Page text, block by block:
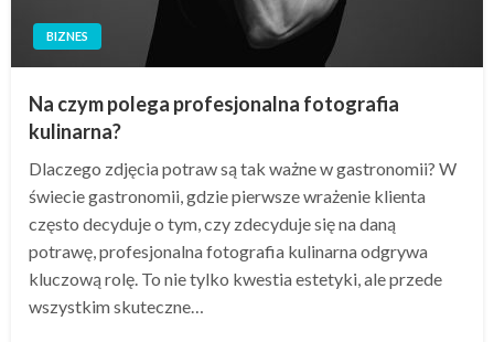
BIZNES
Na czym polega profesjonalna fotografia
kulinarna?
Dlaczego zdjęcia potraw są tak ważne w gastronomii? W
świecie gastronomii, gdzie pierwsze wrażenie klienta
często decyduje o tym, czy zdecyduje się na daną
potrawę, profesjonalna fotografia kulinarna odgrywa
kluczową rolę. To nie tylko kwestia estetyki, ale przede
wszystkim skuteczne…